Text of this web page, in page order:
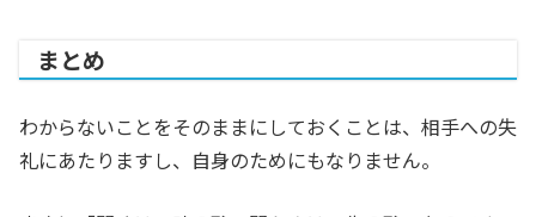
まとめ
わからないことをそのままにしておくことは、相手への失
礼にあたりますし、自身のためにもなりません。